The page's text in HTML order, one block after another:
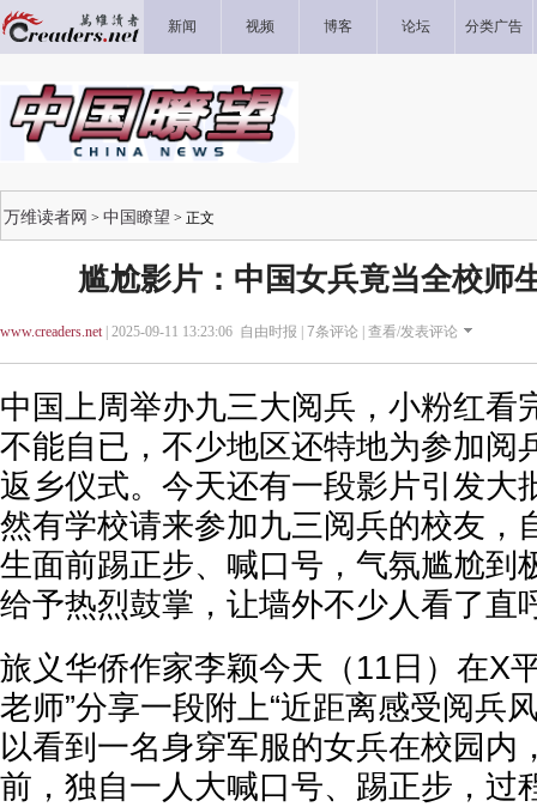
新闻 视频 博客 论坛 分类广告
万维读者网 > 中国瞭望 > 正文
尴尬影片：中国女兵竟当全校师
www.creaders.net| 2025-09-11 13:23:06 自由时报 | 7条评论 | 查看/发表评论
中国上周举办九三大阅兵，小粉红看
不能自已，不少地区还特地为参加阅
返乡仪式。今天还有一段影片引发大
然有学校请来参加九三阅兵的校友，
生面前踢正步、喊口号，气氛尴尬到
给予热烈鼓掌，让墙外不少人看了直
旅义华侨作家李颖今天（11日）在X
老师”分享一段附上“近距离感受阅兵
以看到一名身穿军服的女兵在校园内
前，独自一人大喊口号、踢正步，过